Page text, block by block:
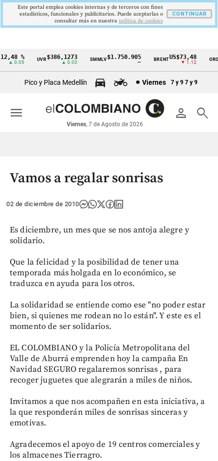
Cintillo
económicos
Colombia
%
▲ 0.05
UVR$386,1273
▲ 0.03
SMMLV $1.750.905 BRENT US$73,48
▼ 1.12
ORO
Pico y Placa Medellín Viernes 7 y 9 7 y 9
person search
Viernes, 7 de Agosto de 2026
menu
Vamos a regalar sonrisas
02 de diciembre de 2010
Es diciembre, un mes que se nos antoja alegre y
solidario.
Que la felicidad y la posibilidad de tener una
temporada más holgada en lo económico, se
traduzca en ayuda para los otros.
La solidaridad se entiende como ese "no poder estar
bien, si quienes me rodean no lo están". Y este es el
momento de ser solidarios.
EL COLOMBIANO y la Policía Metropolitana del
Valle de Aburrá emprenden hoy la campaña En
Navidad SEGURO regalaremos sonrisas , para
recoger juguetes que alegrarán a miles de niños.
Invitamos a que nos acompañen en esta iniciativa, a
la que responderán miles de sonrisas sinceras y
emotivas.
Agradecemos el apoyo de 19 centros comerciales y
los almacenes Tierragro.
Este portal emplea cookies internas y de terceros con fines
estadísticos, funcionales y publicitarios. Puede aceptarlas o
consultar más en nuestra politica de cookies
CONTINUAR